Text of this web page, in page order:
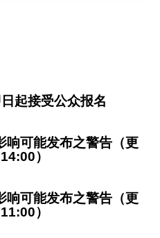
起接受公众报名
响可能发布之警告（更
）
响可能发布之警告（更
）